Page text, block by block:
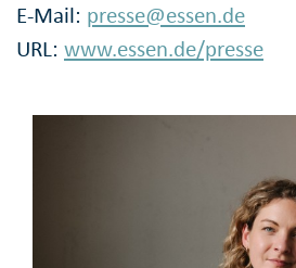
E-Mail: presse@essen.de
URL: www.essen.de/presse